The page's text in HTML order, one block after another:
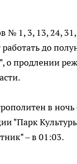
1, 3, 13, 24, 31,
работать до
о продлении
в ночь
"Парк
– в 01:03.